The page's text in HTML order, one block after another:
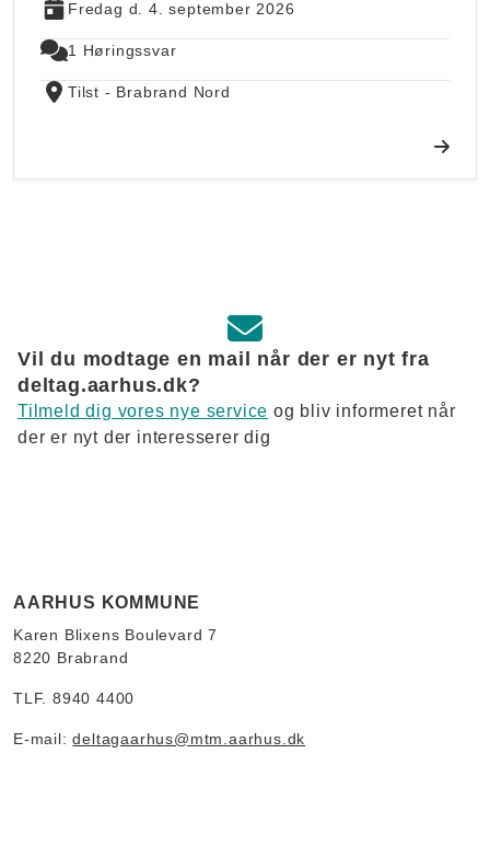
Fredag d. 4. september 2026
1 Høringssvar
Tilst - Brabrand Nord
Vil du modtage en mail når der er nyt fra
deltag.aarhus.dk?
Tilmeld dig vores nye service og bliv informeret når
der er nyt der interesserer dig
AARHUS KOMMUNE
Karen Blixens Boulevard 7
8220 Brabrand
TLF. 8940 4400
E-mail:deltagaarhus@mtm.aarhus.dk